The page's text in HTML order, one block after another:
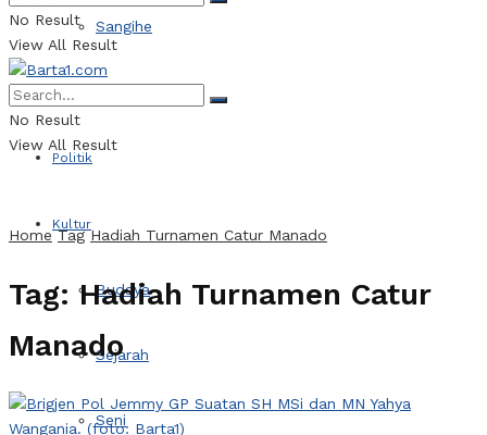
Sangihe
Politik
Kultur
Budaya
Sejarah
Seni
No Result
View All Result
No Result
View All Result
Home Tag Hadiah Turnamen Catur Manado
Tag:Hadiah Turnamen Catur
Manado